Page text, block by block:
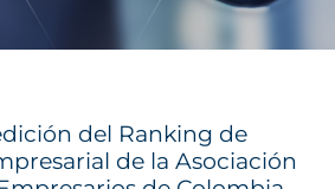
del Ranking de
de la Asociación